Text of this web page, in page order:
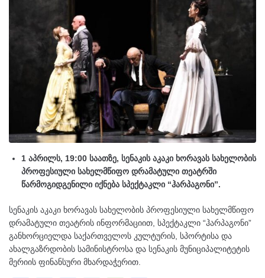
1 აპრილს, 19:00 საათზე, სენაკის აკაკი ხორავას სახელობის
პროფესიული სახელმწიფო დრამატული თეატრში
წარმოგიდგენილი იქნება სპექტაკლი “ჰარპაგონი”.
სენაკის აკაკი ხორავას სახელობის პროფესიული სახელმწიფო
დრამატული თეატრის ინფორმაციით, სპექტაკლი “ჰარპაგონი”
განხორციელდა საქართველოს კულტურის, სპორტისა და
ახალგაზრდობის სამინისტროსა და სენაკის მუნიციპალიტეტის
მერიის ფინანსური მხარდაჭერით.